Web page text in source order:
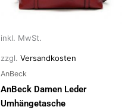
inkl. MwSt.
zzgl. Versandkosten
AnBeck
AnBeck Damen Leder
Umhängetasche
Optionen
auf
Produktseite
gewählt
werden